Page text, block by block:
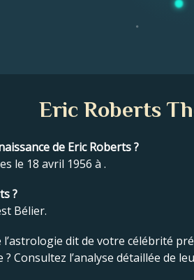
Eric Roberts
de Eric Roberts ?
le 18 avril 1956 à .
?
Bélier.
dit de votre célébrité
Consultez l’analyse détaillée de